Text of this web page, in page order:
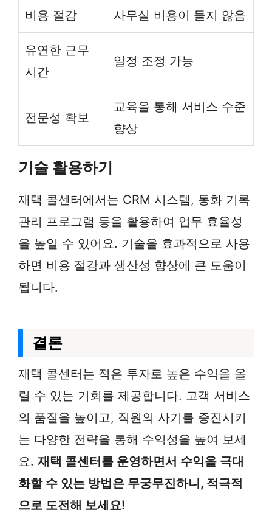
비용 절감 사무실 비용이 들지 않음
유연한 근무
시간
일정 조정 가능
전문성 확보
교육을 통해 서비스 수준
향상
기술 활용하기
재택 콜센터에서는 CRM 시스템, 통화 기록
관리 프로그램 등을 활용하여 업무 효율성
을 높일 수 있어요. 기술을 효과적으로 사용
하면 비용 절감과 생산성 향상에 큰 도움이
됩니다.
결론
재택 콜센터는 적은 투자로 높은 수익을 올
릴 수 있는 기회를 제공합니다. 고객 서비스
의 품질을 높이고, 직원의 사기를 증진시키
는 다양한 전략을 통해 수익성을 높여 보세
요. 재택 콜센터를 운영하면서 수익을 극대
화할 수 있는 방법은 무궁무진하니, 적극적
으로 도전해 보세요!